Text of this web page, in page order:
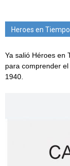
Heroes en
Ya salió Héroes en
para comprender
1940.